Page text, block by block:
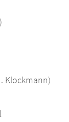
Klockmann)